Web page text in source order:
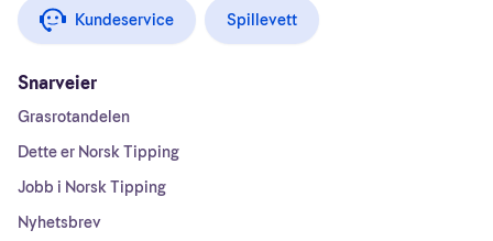
Kundeservice Spillevett
Snarveier
Grasrotandelen
Dette er Norsk Tipping
Jobb i Norsk Tipping
Nyhetsbrev